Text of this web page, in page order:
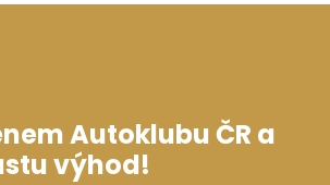
Autoklubu ČR a
výhod!